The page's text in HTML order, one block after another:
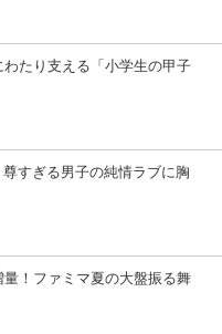
たり支える「小学生の甲子
すぎる男子の純情ラブに胸
！ファミマ夏の大盤振る舞